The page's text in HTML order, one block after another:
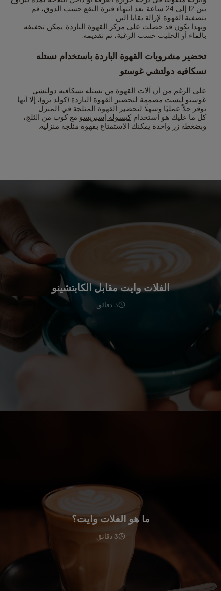
بين 12 إلى 24 ساعة. بعد انتهاء فترة النقع حسب الذوق، قم
بتصفية القهوة لإزالة بقايا البن.
وبهذا تكون قد حصلت على مركز القهوة الباردة. يمكن تخفيفه
بالماء أو الحليب حسب الرغبة، ثم تقديمه.
تحضير مشروبات القهوة الباردة باستخدام نستله
نسكافيه دولتشي غوستو
على الرغم من أنآلات القهوة من نستله نسكافيه دولتشي
غوستو ليست مصممة لتحضير القهوة الباردة (كولد برو)، إلا أنها
توفر حلاً عمليًا وسهلًا لتحضير القهوة المثلجة في المنزل.
كل ما عليك هو استخدام كبسولة إسبريسو مع كوب من الثلج،
وبضغطة زر واحدة يمكنك الاستمتاع بقهوة مثلجة منزلية.
الفلات وايت مقابل الكابتشينو
3 دقائق
ما هو الفلات وايت؟
3 دقائق